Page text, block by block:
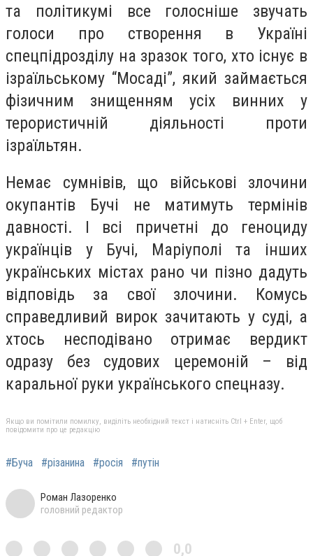
та політикумі все голосніше звучать
голоси про створення в Україні
спецпідрозділу на зразок того, хто існує в
ізраїльському “Мосаді”, який займається
фізичним знищенням усіх винних у
терористичній діяльності проти
ізраїльтян.
Немає сумнівів, що військові злочини
окупантів Бучі не матимуть термінів
давності. І всі причетні до геноциду
українців у Бучі, Маріуполі та інших
українських містах рано чи пізно дадуть
відповідь за свої злочини. Комусь
справедливий вирок зачитають у суді, а
хтось несподівано отримає вердикт
одразу без судових церемоній – від
каральної руки українського спецназу.
Якщо ви помітили помилку, виділіть необхідний текст і натисніть Ctrl + Enter, щоб
повідомити про це редакцію
#Буча #різанина #росія #путін
Роман Лазоренко
головний редактор
0,0